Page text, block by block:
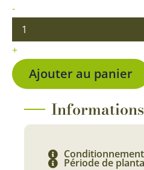
-Haricot
Nain
Filet
Argus
Sans
Fil
+
Ajouter au panier
Période de